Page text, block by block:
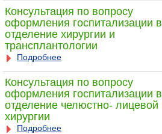
Консультация по вопросу
оформления госпитализации в
отделение хирургии и
трансплантологии
Подробнее
Консультация по вопросу
оформления госпитализации в
отделение челюстно- лицевой
хирургии
Подробнее